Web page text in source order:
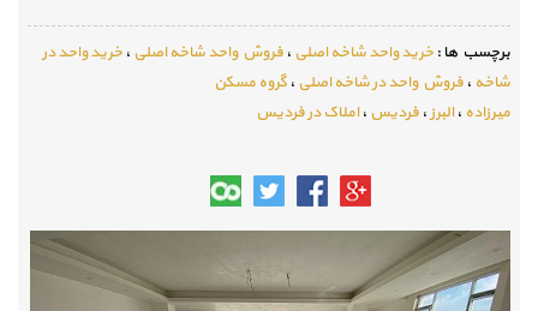
برچسب ها :خرید واحد شاخه اصلی ،فروش واحد شاخه اصلی ،خرید واحد در
شاخه ،فروش واحد در شاخه اصلی ،گروه مسکن
میرزاده ،البرز،فردیس ،املاک در فردیس